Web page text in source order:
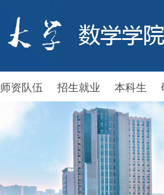
师资队伍 招生就业 本科生